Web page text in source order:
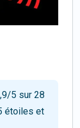
5 sur 28
étoiles et